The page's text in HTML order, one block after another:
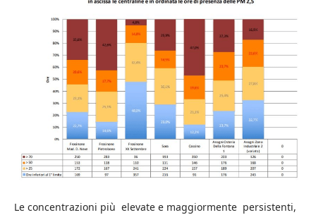
Le concentrazioni più elevate e maggiormente persistenti,